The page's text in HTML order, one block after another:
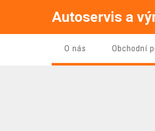
Autoservis a
O nás Obchodní